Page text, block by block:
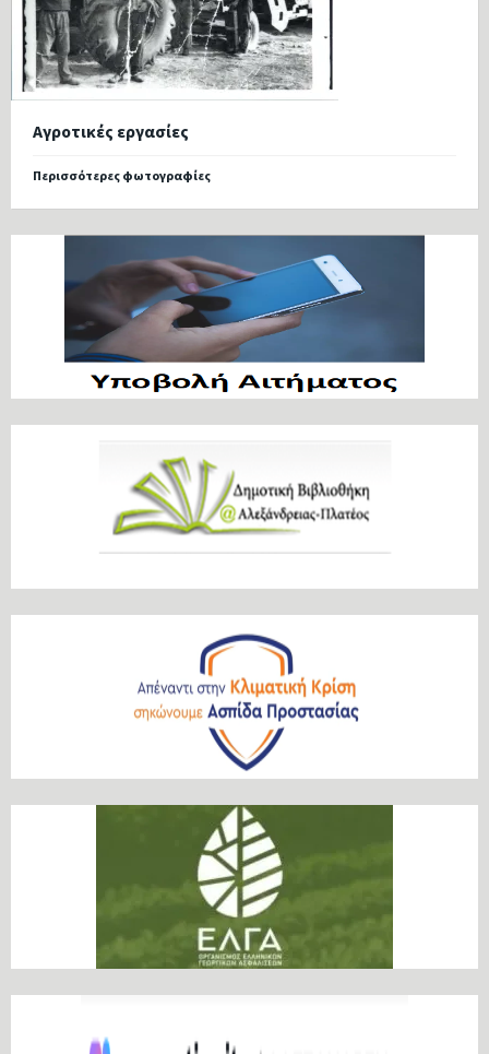
Αγροτικές εργασίες
Περισσότερες φωτογραφίες